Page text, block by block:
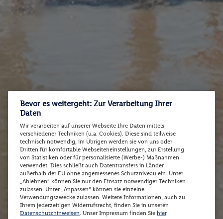
Bevor es weitergeht: Zur Verarbeitung Ihrer
Daten
Wir verarbeiten auf unserer Webseite Ihre Daten mittels
verschiedener Techniken (u.a. Cookies). Diese sind teilweise
technisch notwendig, im Übrigen werden sie von uns oder
Dritten für komfortable Webseiteneinstellungen, zur Erstellung
von Statistiken oder für personalisierte (Werbe-) Maßnahmen
verwendet. Dies schließt auch Datentransfers in Länder
außerhalb der EU ohne angemessenes Schutzniveau ein. Unter
„Ablehnen“ können Sie nur den Einsatz notwendiger Techniken
zulassen. Unter „Anpassen“ können sie einzelne
Verwendungszwecke zulassen. Weitere Informationen, auch zu
Ihrem jederzeitigen Widerrufsrecht, finden Sie in unseren
Datenschutzhinweisen . Unser Impressum finden Sie hier.